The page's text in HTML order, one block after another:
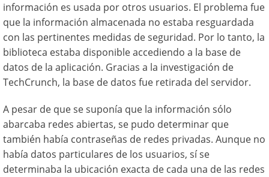
información es usada por otros usuarios. El problema fue
que la información almacenada no estaba resguardada
con las pertinentes medidas de seguridad. Por lo tanto, la
biblioteca estaba disponible accediendo a la base de
datos de la aplicación. Gracias a la investigación de
TechCrunch, la base de datos fue retirada del servidor.
A pesar de que se suponía que la información sólo
abarcaba redes abiertas, se pudo determinar que
también había contraseñas de redes privadas. Aunque no
había datos particulares de los usuarios, sí se
determinaba la ubicación exacta de cada una de las redes